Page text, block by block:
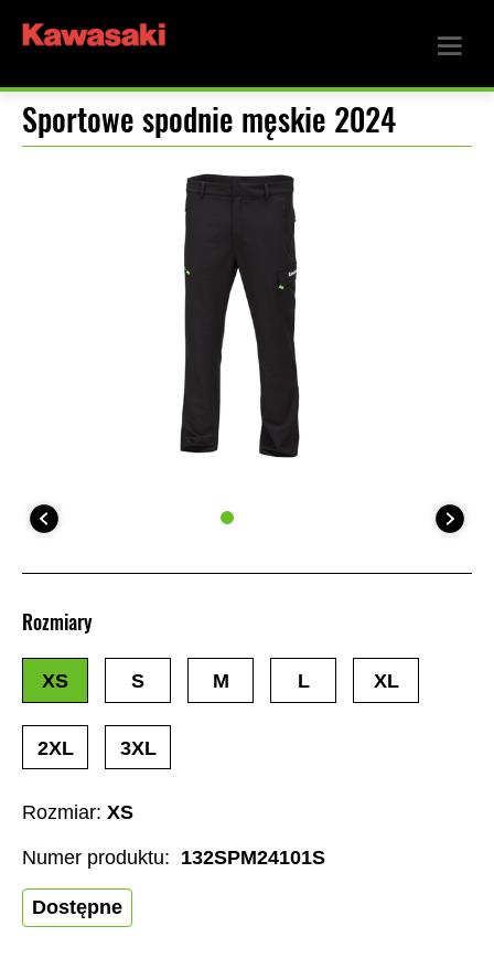
Sportowe spodnie męskie 2024
Rozmiar: XS
Dostępne
Rozmiary
XS S M L XL
2XL 3XL
Numer produktu: 132SPM24101S